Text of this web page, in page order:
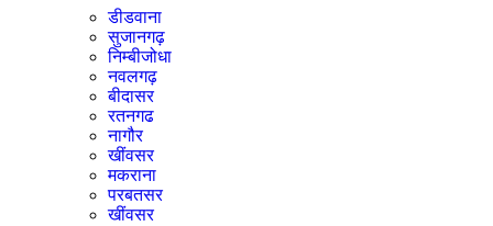
डीडवाना
सुजानगढ़
निम्बीजोधा
नवलगढ़
बीदासर
रतनगढ
नागौर
खींवसर
मकराना
परबतसर
खींवसर